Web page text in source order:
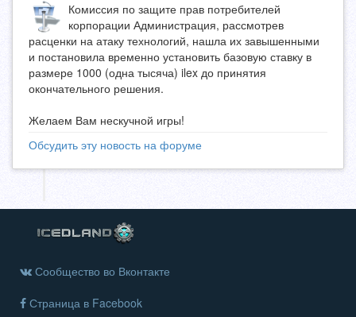
Комиссия по защите прав потребителей
корпорации Администрация, рассмотрев
расценки на атаку технологий, нашла их завышенными
и постановила временно установить базовую ставку в
размере 1000 (одна тысяча) ilex до принятия
окончательного решения.
Желаем Вам нескучной игры!
Обсудить эту новость на форуме
Сообщество во Вконтакте
Страница в Facebook